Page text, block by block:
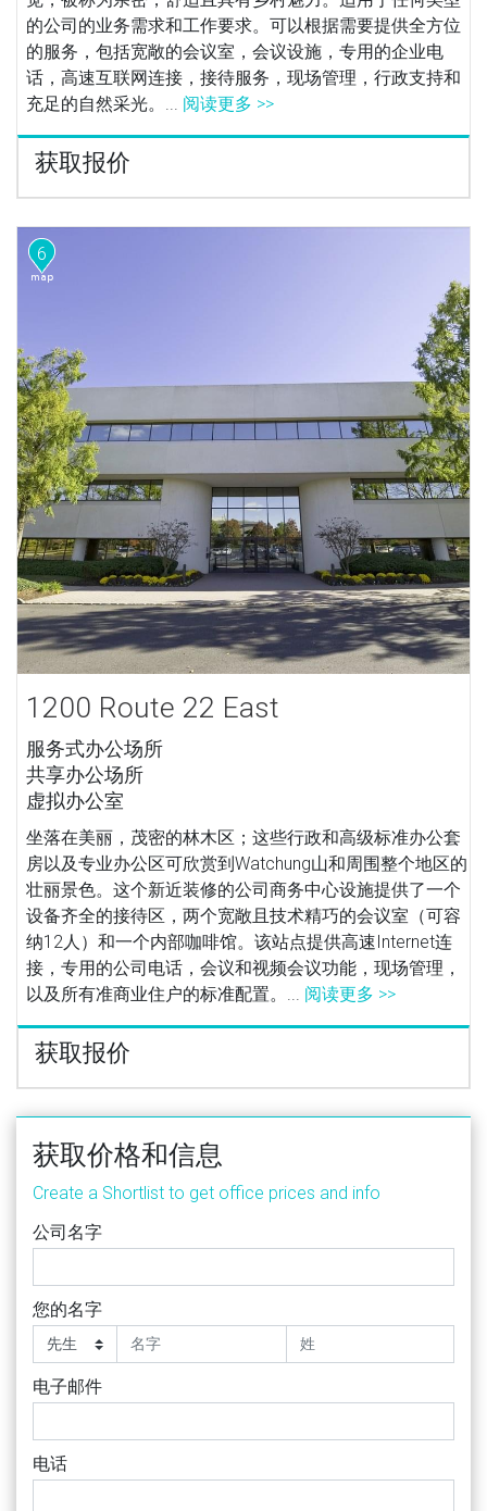
的公司的业务需求和工作要求。可以根据需要提供全方位
的服务，包括宽敞的会议室，会议设施，专用的企业电
话，高速互联网连接，接待服务，现场管理，行政支持和
充足的自然采光。... 阅读更多 >>
获取报价
6
1200 Route 22 East
服务式办公场所
共享办公场所
虚拟办公室
坐落在美丽，茂密的林木区；这些行政和高级标准办公套
房以及专业办公区可欣赏到Watchung山和周围整个地区的
壮丽景色。这个新近装修的公司商务中心设施提供了一个
设备齐全的接待区，两个宽敞且技术精巧的会议室（可容
纳12人）和一个内部咖啡馆。该站点提供高速Internet连
接，专用的公司电话，会议和视频会议功能，现场管理，
以及所有准商业住户的标准配置。... 阅读更多 >>
获取报价
获取价格和信息
Create a Shortlist to get office prices and info
公司名字
您的名字
电子邮件
电话